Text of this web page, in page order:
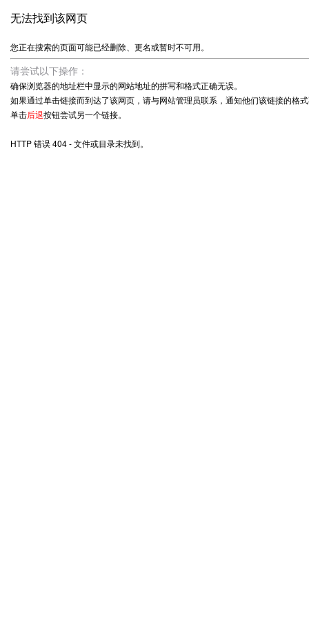
无法找到该网页
您正在搜索的页面可能已经删除、更名或暂时不可用。
请尝试以下操作：
确保浏览器的地址栏中显示的网站地址的拼写和格式正确无误。
如果通过单击链接而到达了该网页，请与网站管理员联系，通知他们该链接的格
单击后退按钮尝试另一个链接。
HTTP 错误 404 - 文件或目录未找到。